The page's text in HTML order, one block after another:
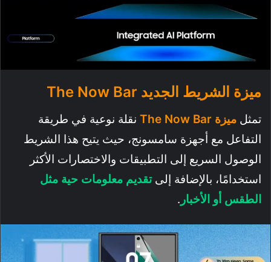
ميزة الشريط الجديد The Now Bar
تمثل ميزة The Now Bar
نقلة نوعية في طريقة
التفاعل مع أجهزة سامسونج، حيث يتيح هذا الشريط
الوصول السريع إلى التطبيقات والاختصارات الأكثر
استخدامًا، بالإضافة إلىتقديم معلومات حية مثل
الطقس أو الأخبار .